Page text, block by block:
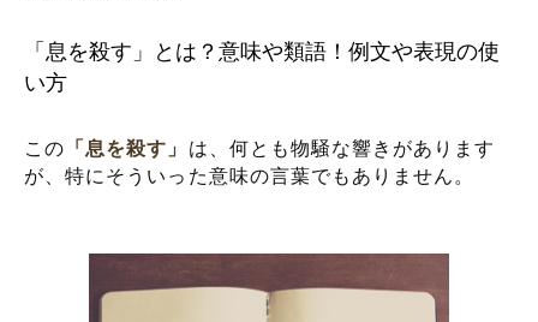
「息を殺す」とは？意味や類語！例文や表現の使
い方
この 「息を殺す」 は、何とも物騒な響きがあります
が、特にそういった意味の言葉でもありません。